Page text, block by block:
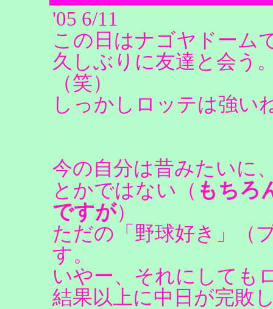
'05 6/11
この日はナゴヤドーム
久しぶりに友達と会う
（笑）
しっかしロッテは強い
今の自分は昔みたいに
とかではない（ もちろ
ですが）
ただの「野球好き」（
す。
いやー、それにしても
結果以上に中日が完敗